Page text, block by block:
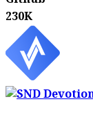
230K